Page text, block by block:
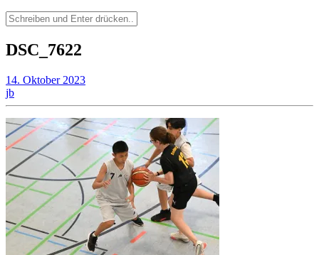
Suchen
nach:
DSC_7622
14. Oktober 2023
jb